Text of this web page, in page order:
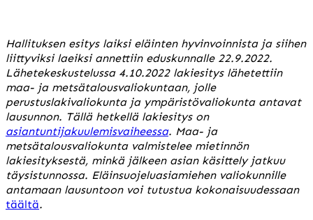
Hallituksen esitys laiksi eläinten hyvinvoinnista ja siihen
liittyviksi laeiksi annettiin eduskunnalle 22.9.2022.
Lähetekeskustelussa 4.10.2022 lakiesitys lähetettiin
maa- ja metsätalousvaliokuntaan, jolle
perustuslakivaliokunta ja ympäristövaliokunta antavat
lausunnon. Tällä hetkellä lakiesitys on
asiantuntijakuulemisvaiheessa. Maa- ja
metsätalousvaliokunta valmistelee mietinnön
lakiesityksestä, minkä jälkeen asian käsittely jatkuu
täysistunnossa. Eläinsuojeluasiamiehen valiokunnille
antamaan lausuntoon voi tutustua kokonaisuudessaan
täältä.